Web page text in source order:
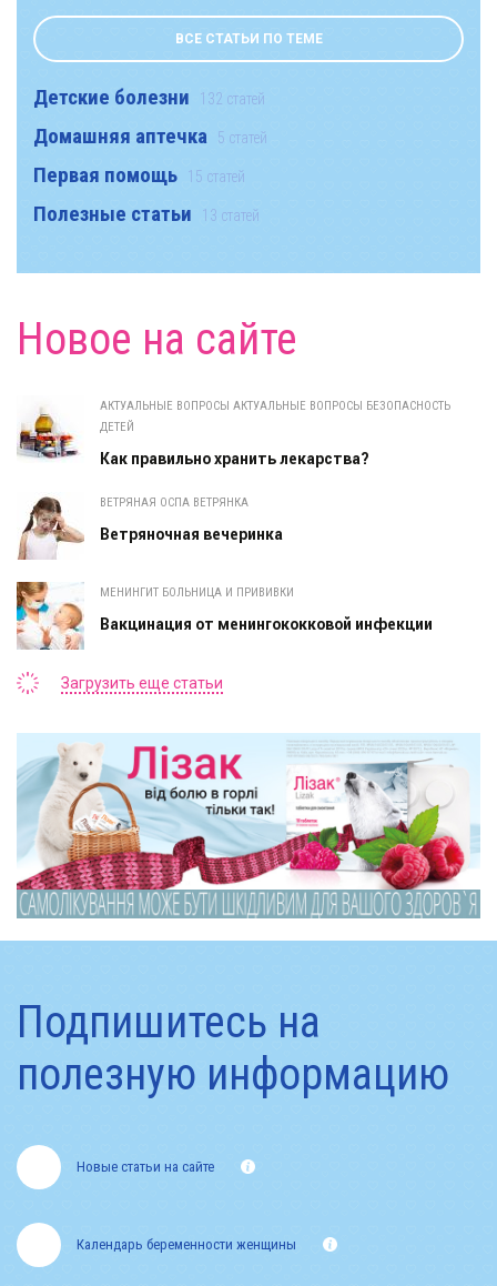
ВСЕ СТАТЬИ ПО ТЕМЕ
Детские болезни 132 статей
Домашняя аптечка 5 статей
Первая помощь 15 статей
Полезные статьи 13 статей
Новое на сайте
АКТУАЛЬНЫЕ ВОПРОСЫ АКТУАЛЬНЫЕ ВОПРОСЫ БЕЗОПАСНОСТЬ
ДЕТЕЙ
Как правильно хранить лекарства?
ВЕТРЯНАЯ ОСПА ВЕТРЯНКА
Ветряночная вечеринка
МЕНИНГИТ БОЛЬНИЦА И ПРИВИВКИ
Вакцинация от менингококковой инфекции
Загрузить еще статьи
Подпишитесь на
полезную информацию
Новые статьи на сайте
Календарь беременности женщины